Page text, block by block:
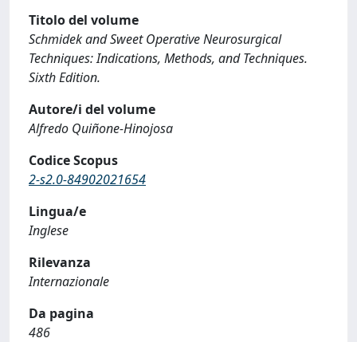
Titolo del volume
Schmidek and Sweet Operative Neurosurgical
Techniques: Indications, Methods, and Techniques.
Sixth Edition.
Autore/i del volume
Alfredo Quiñone-Hinojosa
Codice Scopus
2-s2.0-84902021654
Lingua/e
Inglese
Rilevanza
Internazionale
Da pagina
486